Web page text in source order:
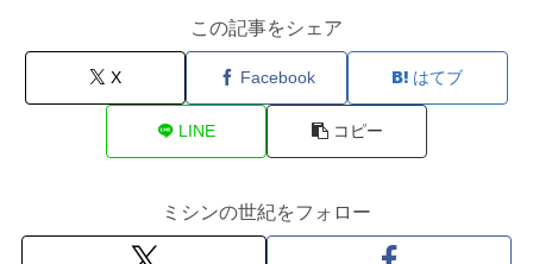
この記事をシェア
X Facebook はてブ
LINE コピー
ミシンの世紀をフォロー